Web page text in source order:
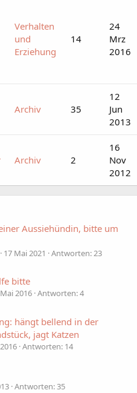
Verhalten
und
Erziehung
14
24
Mrz
2016
Archiv 35
12
Jun
2013
Archiv 2
16
Nov
2012
Aussiehündin, bitte um
17 Mai 2021
Antworten: 23
bitte
2016 Antworten: 4
hängt bellend in der
jagt Katzen
Antworten: 14
Antworten: 35